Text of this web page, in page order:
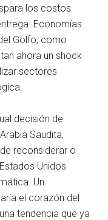
los costos
Economías
Golfo, como
ahora un shock
sectores
decisión de
Saudita,
reconsiderar o
Unidos
Un
el corazón del
tendencia que ya